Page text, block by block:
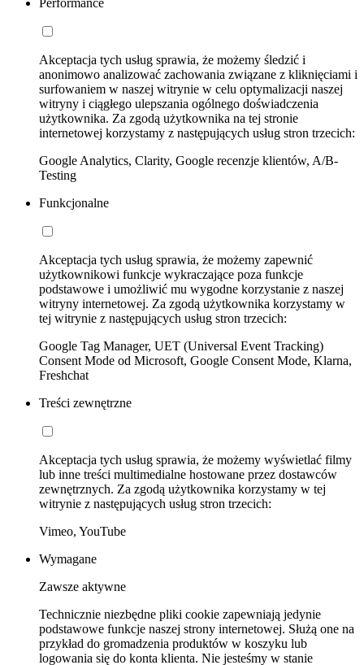
Akceptacja tych usług sprawia, że możemy śledzić i
anonimowo analizować zachowania związane z kliknięciami i
surfowaniem w naszej witrynie w celu optymalizacji naszej
witryny i ciągłego ulepszania ogólnego doświadczenia
użytkownika. Za zgodą użytkownika na tej stronie
internetowej korzystamy z następujących usług stron trzecich:
Google Analytics, Clarity, Google recenzje klientów, A/B-
Testing
Funkcjonalne
Akceptacja tych usług sprawia, że możemy zapewnić
użytkownikowi funkcje wykraczające poza funkcje
podstawowe i umożliwić mu wygodne korzystanie z naszej
witryny internetowej. Za zgodą użytkownika korzystamy w
tej witrynie z następujących usług stron trzecich:
Google Tag Manager, UET (Universal Event Tracking)
Consent Mode od Microsoft, Google Consent Mode, Klarna,
Freshchat
Treści zewnętrzne
Akceptacja tych usług sprawia, że możemy wyświetlać filmy
lub inne treści multimedialne hostowane przez dostawców
zewnętrznych. Za zgodą użytkownika korzystamy w tej
witrynie z następujących usług stron trzecich:
Vimeo, YouTube
Wymagane
Zawsze aktywne
Technicznie niezbędne pliki cookie zapewniają jedynie
podstawowe funkcje naszej strony internetowej. Służą one na
przykład do gromadzenia produktów w koszyku lub
logowania się do konta klienta. Nie jesteśmy w stanie